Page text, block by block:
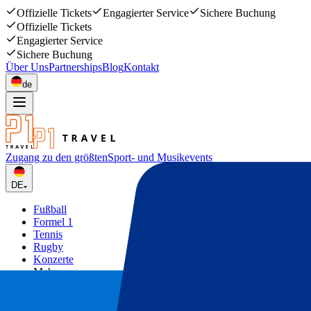
Offizielle Tickets Engagierter Service
Sichere Buchung
Offizielle Tickets
Engagierter Service
Sichere Buchung
Über UnsPartnershipsBlogKontakt
de
Zugang zu den größtenSport- und Musikevents
DE
Fußball
Formel 1
Tennis
Rugby
Konzerte
Mehr